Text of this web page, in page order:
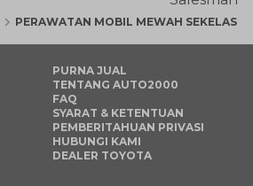
PERAWATAN MOBIL MEWAH SEKELAS
PURNA JUAL
TENTANG AUTO2000
FAQ
SYARAT & KETENTUAN
PEMBERITAHUAN PRIVASI
HUBUNGI KAMI
DEALER TOYOTA